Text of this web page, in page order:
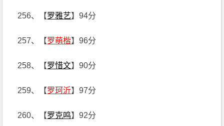
256、【罗雅艺】94分
257、【罗萌楷】96分
258、【罗惜文】90分
259、【罗珂沂】97分
260、【罗克鸣】92分